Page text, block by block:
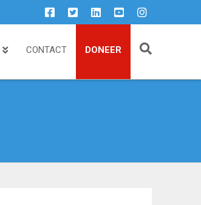
CONTACT DONEER